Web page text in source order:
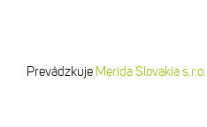
Prevádzkuje Merida Slovakia s.r.o.